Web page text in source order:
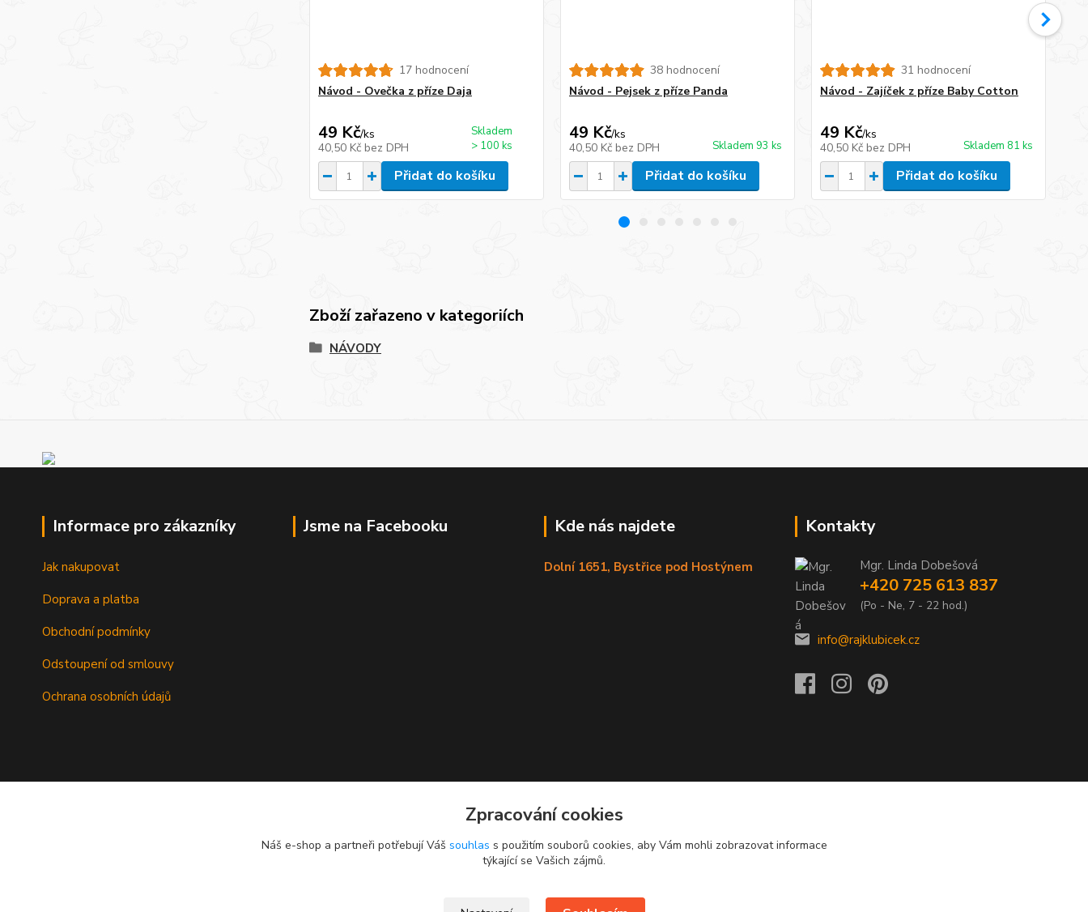
17 hodnocení
Návod - Ovečka z příze Daja
49 Kč/ks
40,50 Kč bez DPH
Skladem
> 100 ks
Přidat do košíku
38 hodnocení
Návod - Pejsek z příze Panda
49 Kč/ks
40,50 Kč bez DPH Skladem 93 ks
Přidat do košíku
31 hodnocení
Návod - Zajíček z příze Baby Cotton
49 Kč/ks
40,50 Kč bez DPH Skladem 81 ks
Přidat do košíku
Zboží zařazeno v kategoriích
NÁVODY
Informace pro zákazníky
Jak nakupovat
Doprava a platba
Obchodní podmínky
Odstoupení od smlouvy
Ochrana osobních údajů
Jsme na Facebooku Kde nás najdete
Dolní 1651, Bystřice pod Hostýnem
Kontakty
Mgr. Linda Dobešová
+420 725 613 837
(Po - Ne, 7 - 22 hod.)
info@rajklubicek.cz
Zpracování cookies
Náš e-shop a partneři potřebují Váš souhlas s použitím souborů cookies, aby Vám mohli zobrazovat informace
týkající se Vašich zájmů.